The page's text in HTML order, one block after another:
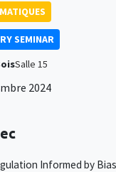
SEMINAR
Salle 15
2024
Informed by